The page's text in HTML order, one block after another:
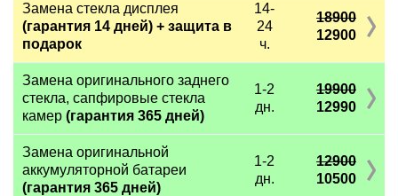
Замена стекла дисплея
(гарантия 14 дней) + защита в
подарок
14-
24
ч.
18900
12900
Замена оригинального заднего
стекла, сапфировые стекла
камер (гарантия 365 дней)
1-2
дн.
19900
12990
Замена оригинальной
аккумуляторной батареи
(гарантия 365 дней)
1-2
дн.
12900
10500